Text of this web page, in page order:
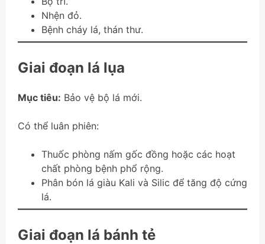
Nhện đỏ.
Bệnh cháy lá, thán thư.
Giai đoạn lá lụa
Mục tiêu: Bảo vệ bộ lá mới.
Có thể luân phiên:
Thuốc phòng nấm gốc đồng hoặc các hoạt
chất phòng bệnh phổ rộng.
Phân bón lá giàu Kali và Silic để tăng độ cứng
lá.
Giai đoạn lá bánh tẻ